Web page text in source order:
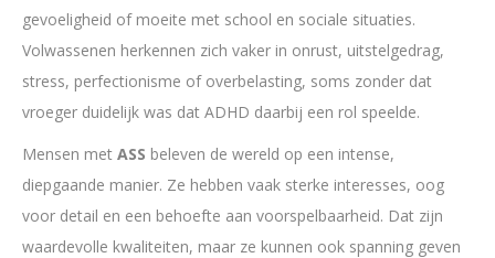
gevoeligheid of moeite met school en sociale situaties.
Volwassenen herkennen zich vaker in onrust, uitstelgedrag,
stress, perfectionisme of overbelasting, soms zonder dat
vroeger duidelijk was dat ADHD daarbij een rol speelde.
Mensen met ASS beleven de wereld op een intense,
diepgaande manier. Ze hebben vaak sterke interesses, oog
voor detail en een behoefte aan voorspelbaarheid. Dat zijn
waardevolle kwaliteiten, maar ze kunnen ook spanning geven